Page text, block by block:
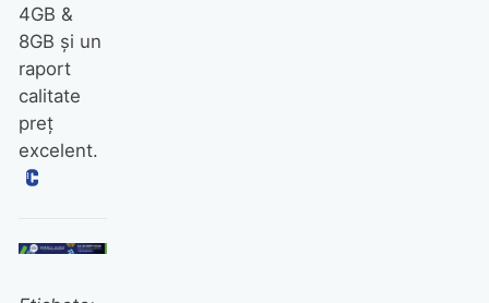
4GB &
8GB şi un
raport
calitate
preţ
excelent.